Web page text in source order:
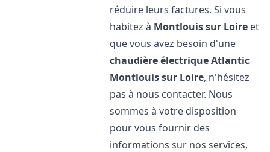
réduire leurs factures. Si vous
habitez à Montlouis sur Loire et
que vous avez besoin d'une
chaudière électrique Atlantic
Montlouis sur Loire, n'hésitez
pas à nous contacter. Nous
sommes à votre disposition
pour vous fournir des
informations sur nos services,